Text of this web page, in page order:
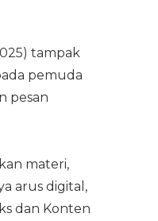
tampak
pemuda
pesan
materi,
arus digital,
dan Konten